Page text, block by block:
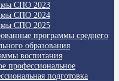
СПО 2023
СПО 2024
СПО 2025
программы среднего
образования
воспитания
профессиональное
подготовка